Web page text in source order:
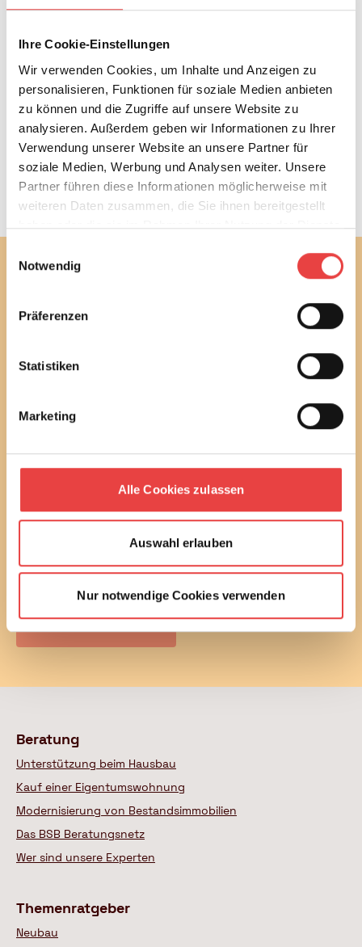
Ihre Cookie-Einstellungen
Wir verwenden Cookies, um Inhalte und Anzeigen zu
personalisieren, Funktionen für soziale Medien anbieten
zu können und die Zugriffe auf unsere Website zu
analysieren. Außerdem geben wir Informationen zu Ihrer
Verwendung unserer Website an unsere Partner für
soziale Medien, Werbung und Analysen weiter. Unsere
Partner führen diese Informationen möglicherweise mit
weiteren Daten zusammen, die Sie ihnen bereitgestellt
haben oder die sie im Rahmen Ihrer Nutzung der Dienste
Notwendig
Präferenzen
Statistiken
Marketing
Alle Cookies zulassen
Auswahl erlauben
Nur notwendige Cookies verwenden
Gebäudemodernisierungsgesetz stärker an den
Bedürfnissen privater Bauherren und
selbstnutzender Eigentümer:innen auszurichten.
Dazu gehören der Ausbau unabhängiger Beratung,
ein dauerhaft gestärkter individueller
Sanierungsfahrplan und verlässliche
Förderstrukturen.
Die Stellungnahme steht hier zum Download zur
Verfügung.
Abonnieren Sie jetzt unseren
Mit unserem monatlichen Newsletter bleiben Sie bei
Verbraucherthemen immer auf dem Laufenden.
Erfahren Sie außerdem alle aktuellen Termine und
Sie können diesen Service in jedem Newsletter wieder
und stimme diesen zu.
Beratung
Unterstützung beim Hausbau
Kauf einer Eigentumswohnung
Modernisierung von Bestandsimmobilien
Das BSB Beratungsnetz
Wer sind unsere Experten
Themenratgeber
Neubau